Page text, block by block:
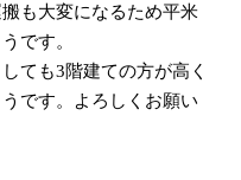
も大変になるため平米
です。
ても3階建ての方が高く
です。よろしくお願い